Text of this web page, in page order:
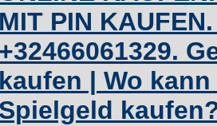
MIT PIN
+32466061329.
kaufen | Wo
Spielgeld